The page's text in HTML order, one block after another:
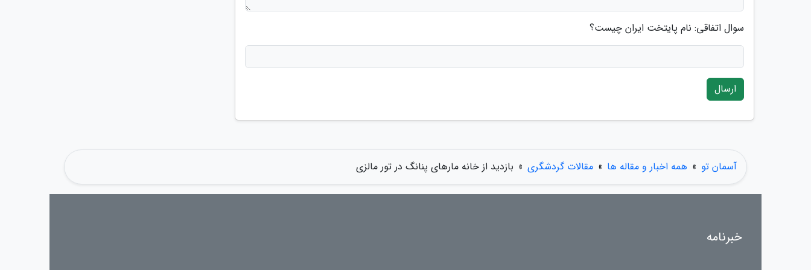
سوال اتفاقی: نام پایتخت ایران چیست؟
ارسال
آسمان تو » همه اخبار و مقاله ها » مقالات گردشگری » بازدید از خانه مارهای پنانگ در تور مالزی
خبرنامه